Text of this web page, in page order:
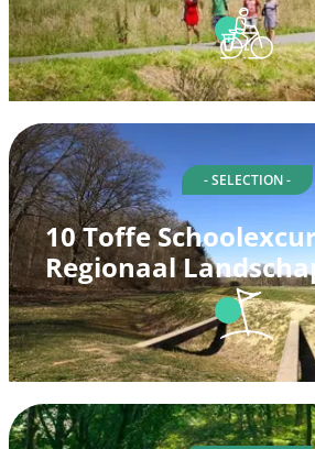
- SELECTION -
10 Toffe
Regionaal